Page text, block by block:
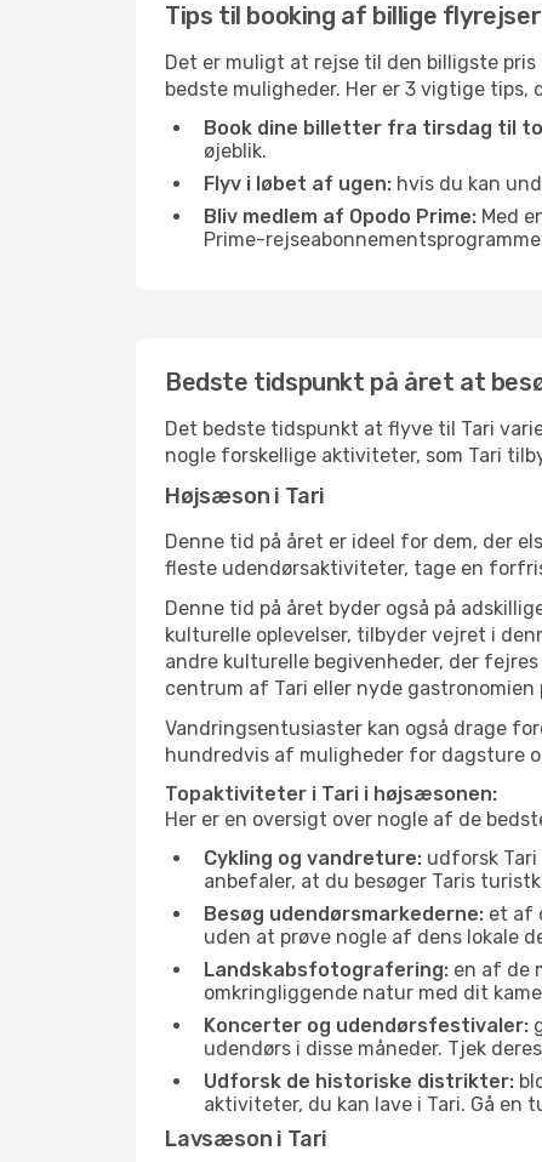
Tips til booking af billige
Det er muligt at rejse til den billigste
bedste muligheder. Her er 3 vigtige tips,
Book dine billetter fra tirsdag til
øjeblik.
Flyv i løbet af ugen: hvis du kan
Bliv medlem af Opodo Prime: Med
Prime-
Bedste tidspunkt på året at
Det bedste tidspunkt at flyve til Tari
nogle forskellige aktiviteter, som Tari
Højsæson i Tari
Denne tid på året er ideel for dem, der
fleste udendørsaktiviteter, tage en
Denne tid på året byder også på
kulturelle oplevelser, tilbyder vejret i
andre kulturelle begivenheder, der
centrum af Tari eller nyde
Vandringsentusiaster kan også drage
hundredvis af muligheder for dagsture
Topaktiviteter i Tari i højsæsonen:
Her er en oversigt over nogle af de
Cykling og vandreture: udforsk
anbefaler, at du besøger Taris
Besøg udendørsmarkederne: et af
uden at prøve nogle af dens lokale
Landskabsfotografering: en af de
omkringliggende natur med dit
Koncerter og udendørsfestivaler:
udendørs i disse måneder. Tjek
Udforsk de historiske distrikter:
aktiviteter, du kan lave i Tari. Gå en
Lavsæson i Tari